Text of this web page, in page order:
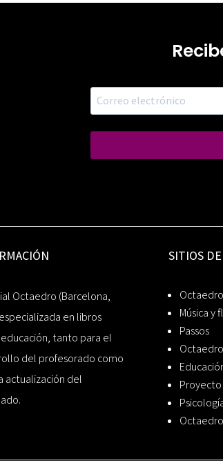
Octaedro (Barcelona,
en libros
tanto para el
del profesorado como
actualización del
SITIOS
Música y
Passos
Proyecto